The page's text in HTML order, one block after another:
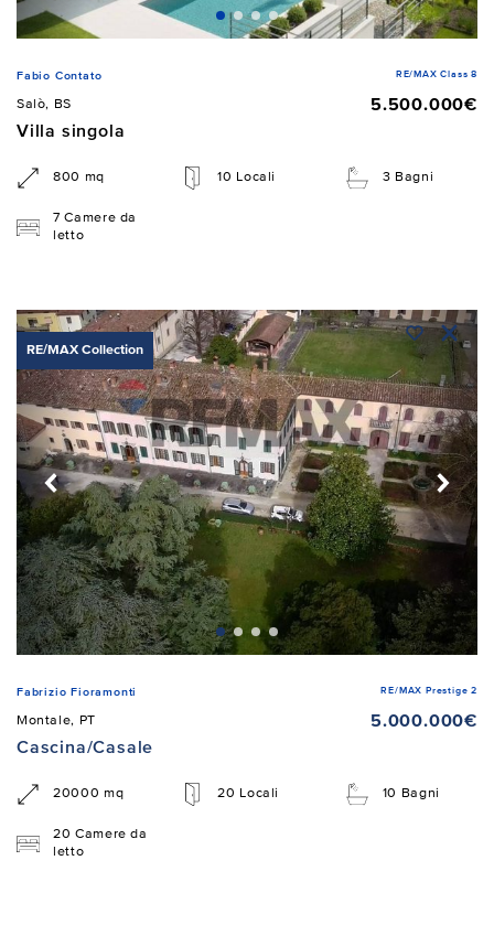
Fabio Contato RE/MAX Class 8
Salò, BS
5.500.000€
Villa singola
800 mq 10 Locali 3 Bagni
7 Camere da
letto
RE/MAX Collection
Fabrizio Fioramonti RE/MAX Prestige 2
Montale, PT
5.000.000€
Cascina/Casale
20000 mq 20 Locali 10 Bagni
20 Camere da
letto